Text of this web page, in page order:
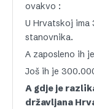
ovakvo :
U Hrvatskoj ima
stanovnika.
A zaposleno ih
Još ih je
A gdje je
državljana